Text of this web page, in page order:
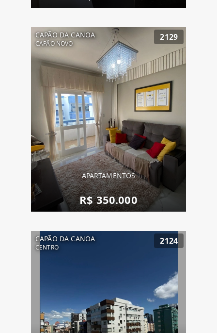
CAPÃO DA CANOA
CAPÃO NOVO
2129
APARTAMENTOS
R$ 350.000
CAPÃO DA CANOA
CENTRO
2124